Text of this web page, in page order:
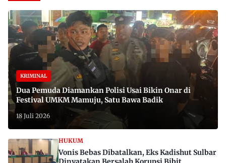
KRIMINAL
Dua Pemuda Diamankan Polisi Usai Bikin Onar di
Festival UMKM Mamuju, Satu Bawa Badik
18 Juli 2026
HUKUM
Vonis Bebas Dibatalkan, Eks Kadishut Sulbar